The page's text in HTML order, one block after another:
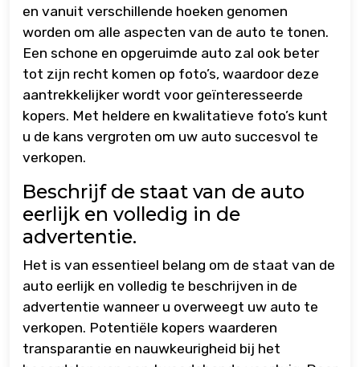
en vanuit verschillende hoeken genomen
worden om alle aspecten van de auto te tonen.
Een schone en opgeruimde auto zal ook beter
tot zijn recht komen op foto’s, waardoor deze
aantrekkelijker wordt voor geïnteresseerde
kopers. Met heldere en kwalitatieve foto’s kunt
u de kans vergroten om uw auto succesvol te
verkopen.
Beschrijf de staat van de auto
eerlijk en volledig in de
advertentie.
Het is van essentieel belang om de staat van de
auto eerlijk en volledig te beschrijven in de
advertentie wanneer u overweegt uw auto te
verkopen. Potentiële kopers waarderen
transparantie en nauwkeurigheid bij het